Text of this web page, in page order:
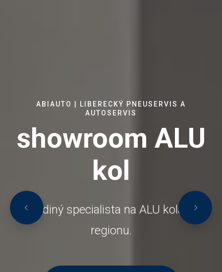
ABIAUTO | LIBERECKÝ PNEUSERVIS A
AUTOSERVIS
showroom ALU
kol
Jediný specialista na ALU kola v
regionu.